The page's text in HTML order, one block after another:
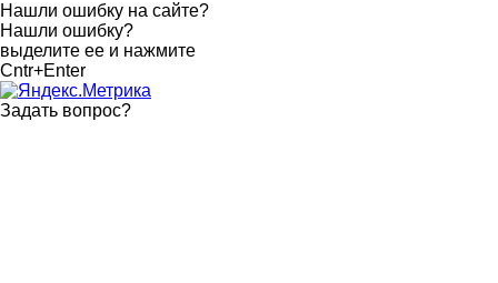
Нашли ошибку на сайте?
Нашли ошибку?
выделите ее и нажмите
Cntr+Enter
Задать вопрос?